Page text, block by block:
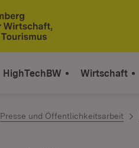
HighTechBW Wirtschaft
Presse und Öffentlichkeitsarbeit